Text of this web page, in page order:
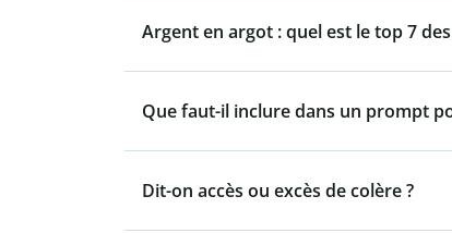
Argent en argot : quel est le top 7
Que faut-il inclure dans un prompt
Dit-on accès ou excès de colère ?